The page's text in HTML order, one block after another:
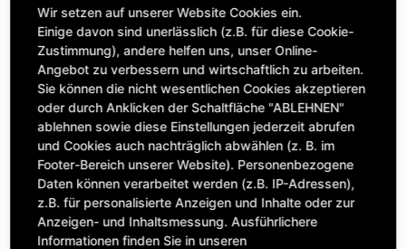
Maschine auswählen, um Kompatibilität zu sehen
MASCHINE AUSWÄHLEN
CLICK & COLLECT
Bestellungen bei Deinem bevorzugten Standort abholen
153,93 £
exkl. MwSt.
Anzahl
Wir setzen auf unserer Website Cookies ein.
Einige davon sind unerlässlich (z.B. für diese Cookie-
Zustimmung), andere helfen uns, unser Online-
Angebot zu verbessern und wirtschaftlich zu arbeiten.
Sie können die nicht wesentlichen Cookies akzeptieren
oder durch Anklicken der Schaltfläche "ABLEHNEN"
ablehnen sowie diese Einstellungen jederzeit abrufen
und Cookies auch nachträglich abwählen (z. B. im
Footer-Bereich unserer Website). Personenbezogene
Daten können verarbeitet werden (z.B. IP-Adressen),
z.B. für personalisierte Anzeigen und Inhalte oder zur
Anzeigen- und Inhaltsmessung. Ausführlichere
Informationen finden Sie in unseren